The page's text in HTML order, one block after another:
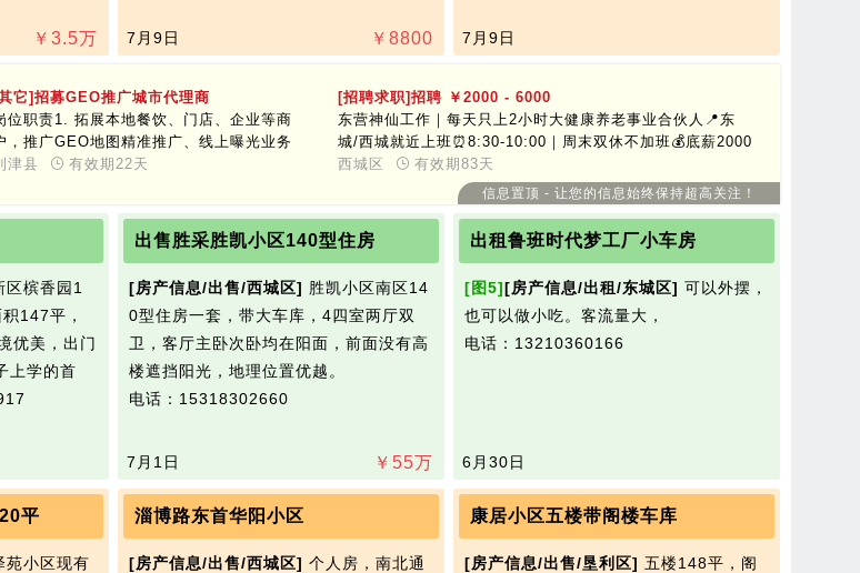
￥ 3.5万 ￥ 8800
7月9日 7月9日
它]招募GEO推广城市代理商
位职责1. 拓展本地餐饮、门店、企业等商
，推广GEO地图精准推广、线上曝光业务
对接客户需求，讲解推广方案，促成签约合
经验优先2. 沟通能力强，执行力强，诚信务实
3. 时间自由，可全职/兼职，自主拓展区域市场
代理政策&合作福利1. 业务提成2. 城市代理
分公司合作：全程陪跑、规模化复制扶持
全赋能：技术、培训、话术、一站式支持，
资产创业
津县 有效期22天
[招聘求职]招聘 ￥2000 - 6000
东营神仙工作｜每天只上2小时大健康养老事业合伙人📍东
城/西城就近上班⏰8:30-10:00｜周末双休不加班💰底薪2000
–6000｜奖金提成+福利24–55岁均可，学历：高中以上文
凭，门槛低收入稳宝妈、转行、个体户首选先参观，满意再
入职，无套路📞13963391282（微信同号）
西城区 有效期83天
信息置顶 - 让您的信息始终保持超高关注！
区槟香园1
147平，
优美，出门
上学的首
出售胜采胜凯小区140型住房
[房产信息/出售/西城区] 胜凯小区南区14
0型住房一套，带大车库，4四室两厅双
卫，客厅主卧次卧均在阳面，前面没有高
楼遮挡阳光，地理位置优越。
电话：15318302660
￥ 55万
7月1日
出租鲁班时代梦工厂小车房
[图5][房产信息/出租/东城区] 可以外摆，
也可以做小吃。客流量大，
电话：13210360166
6月30日
平
苑小区现有
淄博路东首华阳小区
[房产信息/出售/西城区] 个人房，南北通
康居小区五楼带阁楼车库
[房产信息/出售/垦利区] 五楼148平，阁